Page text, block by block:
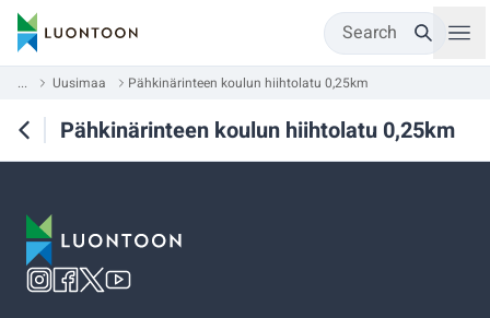
Search
... Uusimaa Pähkinärinteen koulun hiihtolatu 0,25km
Pähkinärinteen koulun hiihtolatu 0,25km